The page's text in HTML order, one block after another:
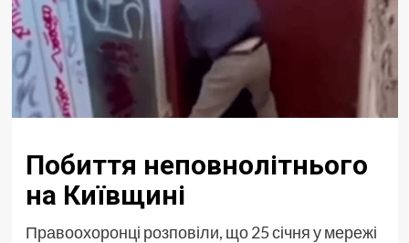
Побиття неповнолітнього
на Київщині
Правоохоронці розповіли, що 25 січня у мережі